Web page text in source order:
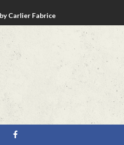
Carlier Fabrice